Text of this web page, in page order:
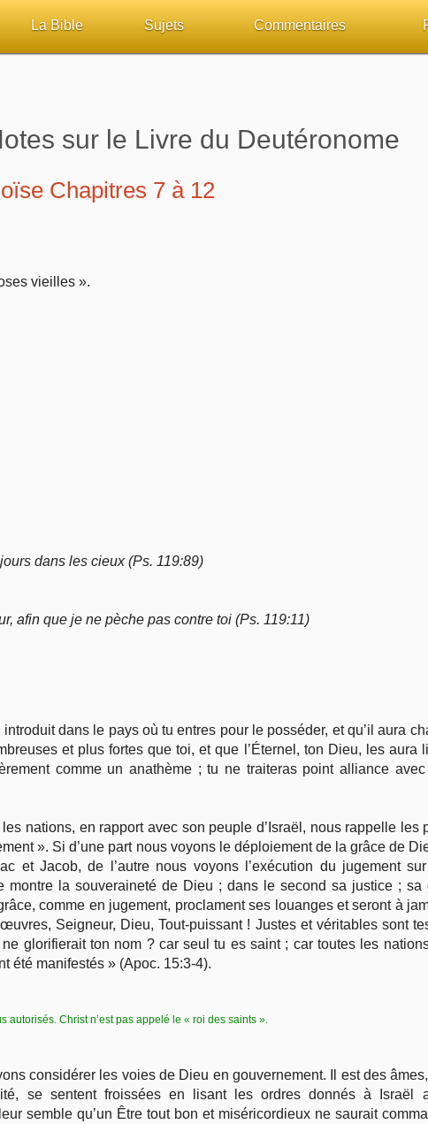
La Bible Sujets Commentaires
sur le Livre du Deutéronome
Chapitres 7 à 12
vieilles ».
dans les cieux (Ps. 119:89)
afin que je ne pèche pas contre toi (Ps. 119:11)
introduit dans le pays où tu entres pour le posséder, et qu’il aura
et plus fortes que toi, et que l’Éternel, ton Dieu, les aura
comme un anathème ; tu ne traiteras point alliance
nations, en rapport avec son peuple d’Israël, nous rappelle les
». Si d’une part nous voyons le déploiement de la grâce de
et Jacob, de l’autre nous voyons l’exécution du jugement
montre la souveraineté de Dieu ; dans le second sa justice ; sa
comme en jugement, proclament ses louanges et seront à
Seigneur, Dieu, Tout-puissant ! Justes et véritables sont
glorifierait ton nom ? car seul tu es saint ; car toutes les
été manifestés » (Apoc. 15:3-4).
autorisés. Christ n’est pas appelé le « roi des saints ».
considérer les voies de Dieu en gouvernement. Il est des
se sentent froissées en lisant les ordres donnés à Israël
semble qu’un Être tout bon et miséricordieux ne saurait